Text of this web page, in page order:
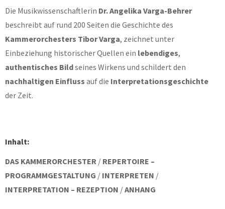
Die Musikwissenschaftlerin Dr. Angelika Varga-Behrer
beschreibt auf rund 200 Seiten die Geschichte des
Kammerorchesters Tibor Varga, zeichnet unter
Einbeziehung historischer Quellen ein lebendiges,
authentisches Bildseines Wirkens und schildert den
nachhaltigen Einfluss auf die Interpretationsgeschichte
der Zeit.
Inhalt:
DAS KAMMERORCHESTER / REPERTOIRE –
PROGRAMMGESTALTUNG / INTERPRETEN /
INTERPRETATION – REZEPTION /ANHANG